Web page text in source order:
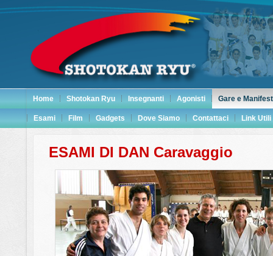
Home Shotokan Ryu Insegnanti Agonisti Gare e
Esami Film Gadgets Dove Siamo Contattaci Link Utili
ESAMI DI DAN Caravaggio